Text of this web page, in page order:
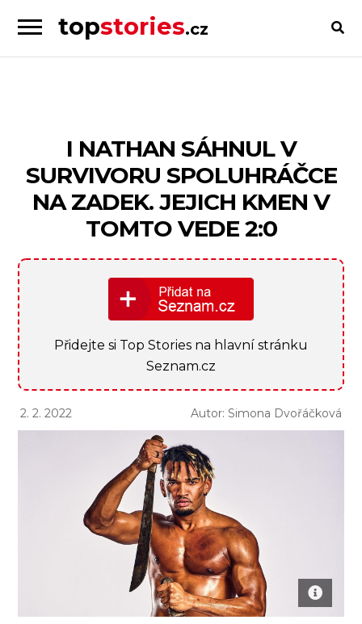
Skip
to
Skip
to
topstories.cz
I NATHAN SÁHNUL V
SURVIVORU SPOLUHRÁČCE
NA ZADEK. JEJICH KMEN V
TOMTO VEDE 2:0
Přidejte si Top Stories na hlavní stránku
Seznam.cz
2. 2. 2022 Autor: Simona Dvořáčková